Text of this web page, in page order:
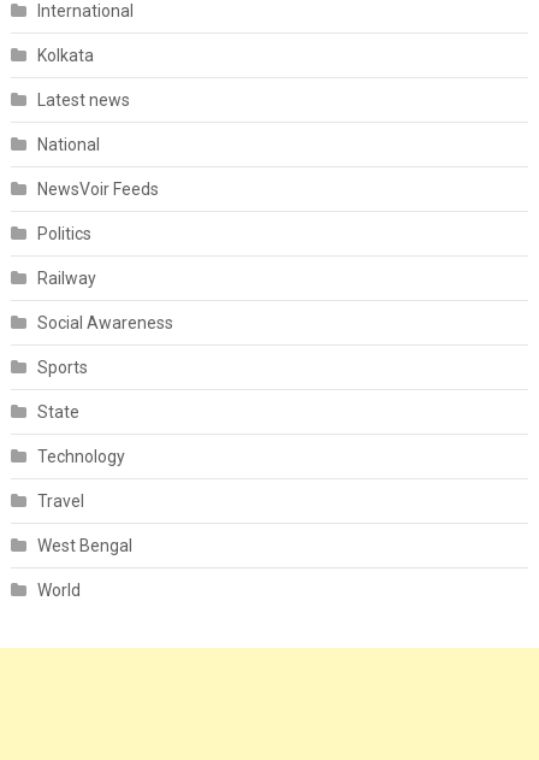
International
Kolkata
Latest news
National
NewsVoir Feeds
Politics
Railway
Social Awareness
Sports
State
Technology
Travel
West Bengal
World